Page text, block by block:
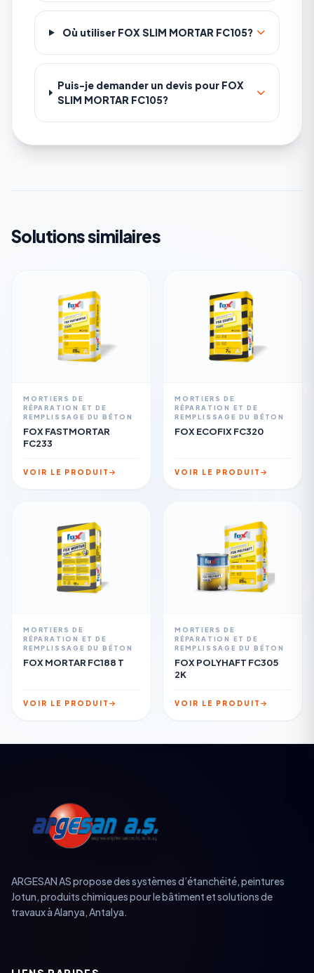
Où utiliser FOX SLIM MORTAR FC105?
Puis-je demander un devis pour FOX
SLIM MORTAR FC105?
Solutions similaires
MORTIERS DE
RÉPARATION ET DE
REMPLISSAGE DU BÉTON
FOX FASTMORTAR
FC233
VOIR LE PRODUIT
MORTIERS DE
RÉPARATION ET DE
REMPLISSAGE DU BÉTON
FOX ECOFIX FC320
VOIR LE PRODUIT
MORTIERS DE
RÉPARATION ET DE
REMPLISSAGE DU BÉTON
FOX MORTAR FC188 T
VOIR LE PRODUIT
MORTIERS DE
RÉPARATION ET DE
REMPLISSAGE DU BÉTON
FOX POLYHAFT FC305
2K
VOIR LE PRODUIT
ARGESAN AS propose des systèmes d’étanchéité, peintures
Jotun, produits chimiques pour le bâtiment et solutions de
travaux à Alanya, Antalya.